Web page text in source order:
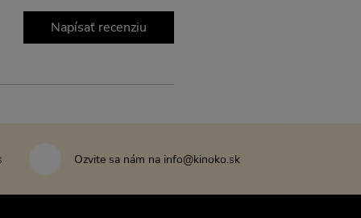
Napísať recenziu
Ozvite sa nám na info@kinoko.sk